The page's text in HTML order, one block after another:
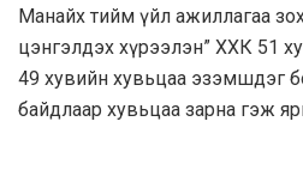
Манайх тийм үйл ажиллагаа
цэнгэлдэх хүрээлэн” ХХК 51
49 хувийн хувьцаа эзэмшдэг
байдлаар хувьцаа зарна гэж